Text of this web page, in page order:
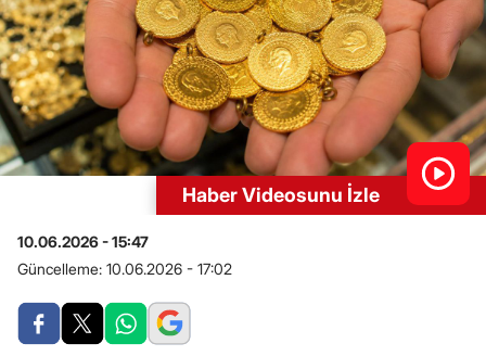
Haber Videosunu İzle
10.06.2026 - 15:47
Güncelleme: 10.06.2026 - 17:02